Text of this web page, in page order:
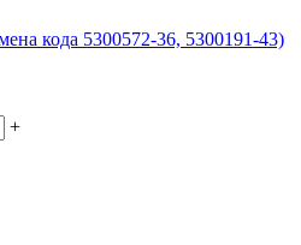
кода 5300572-36, 5300191-43)
+